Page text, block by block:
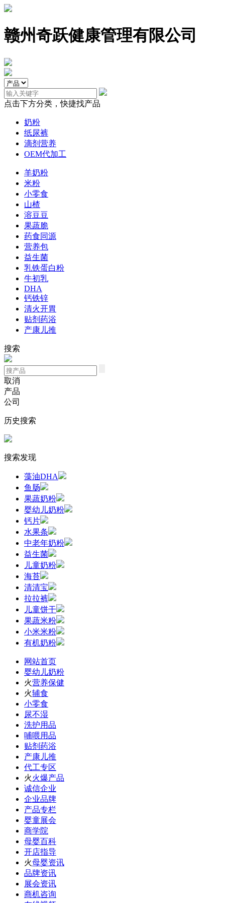
赣州奇跃健康管理有限公司
点击下方分类，快捷找产品
奶粉
纸尿裤
滴剂营养
OEM代加工
羊奶粉
米粉
小零食
山楂
溶豆豆
果蔬脆
药食同源
营养包
益生菌
乳铁蛋白粉
牛初乳
DHA
钙铁锌
清火开胃
贴剂药浴
产康儿推
搜索
取消
产品
公司
历史搜索
搜索发现
藻油DHA
鱼肠
果蔬奶粉
婴幼儿奶粉
钙片
水果条
中老年奶粉
益生菌
儿童奶粉
海苔
清清宝
拉拉裤
儿童饼干
果蔬米粉
小米米粉
有机奶粉
网站首页
婴幼儿奶粉
火营养保健
火辅食
小零食
尿不湿
洗护用品
哺喂用品
贴剂药浴
产康儿推
代工专区
火火爆产品
诚信企业
企业品牌
产品专栏
婴童展会
商学院
母婴百科
开店指导
火母婴资讯
品牌资讯
展会资讯
商机咨询